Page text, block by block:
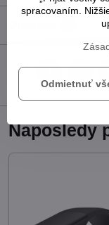
Naposledy
spracovaním.
Odmietnuť